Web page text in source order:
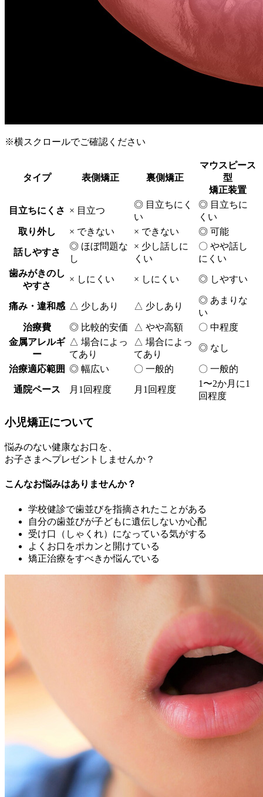
※横スクロールでご確認ください
タイプ 表側矯正 裏側矯正
マウスピース
型
矯正装置
目立ちにくさ × 目立つ
◎ 目立ちにく
い
◎ 目立ちに
くい
取り外し
× できない × できない ◎ 可能
話しやすさ
◎ ほぼ問題な
し
× 少し話しに
くい
〇 やや話し
にくい
歯みがきのし
やすさ
× しにくい × しにくい ◎ しやすい
痛み・違和感 △ 少しあり △ 少しあり
◎ あまりな
い
治療費
◎ 比較的安価 △ やや高額 〇 中程度
金属アレルギ
ー
△ 場合によっ
てあり
△ 場合によっ
てあり
◎ なし
治療適応範囲 ◎ 幅広い 〇 一般的 〇 一般的
通院ペース 月1回程度 月1回程度
1〜2か月に1
回程度
小児矯正について
悩みのない健康なお口を、
お子さまへプレゼントしませんか？
こんなお悩みはありませんか？
学校健診で歯並びを指摘されたことがある
自分の歯並びが子どもに遺伝しないか心配
受け口（しゃくれ）になっている気がする
よくお口をポカンと開けている
矯正治療をすべきか悩んでいる